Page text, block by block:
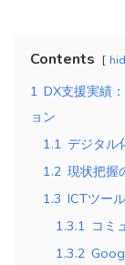
Contents
1 DX支援実績
ョン
1.1 デジタル
1.2 現状把握
1.3 ICTツー
1.3.1 コミ
1.3.2